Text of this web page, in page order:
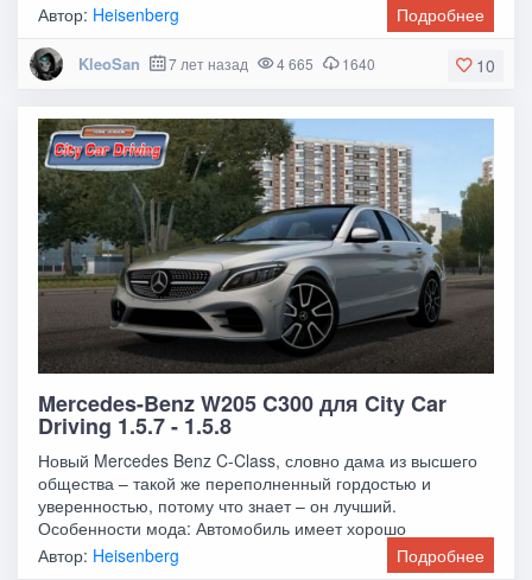
Автор: Heisenberg Подробнее
10
KleoSan 7 лет назад 4 665 1640
Mercedes-Benz W205 C300 для City Car
Driving 1.5.7 - 1.5.8
Новый Mercedes Benz C-Class, словно дама из высшего
общества – такой же переполненный гордостью и
уверенностью, потому что знает – он лучший.
Особенности мода: Автомобиль имеет хорошо
настроенную
Автор: Heisenberg Подробнее